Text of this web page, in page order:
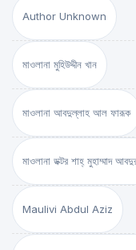
Author Unknown
মাওলানা মুহিউদ্দীন খান
মাওলানা আবদুল্লাহ আল ফারূক
মাওলানা ডক্টর শাহ্‌ মুহাম্মাদ
Maulivi Abdul Aziz